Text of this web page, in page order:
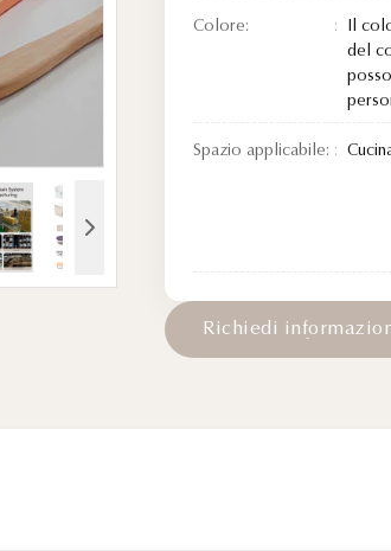
Colore:
Il
del
Spazio applicabile:
Ric hi ed i informazio